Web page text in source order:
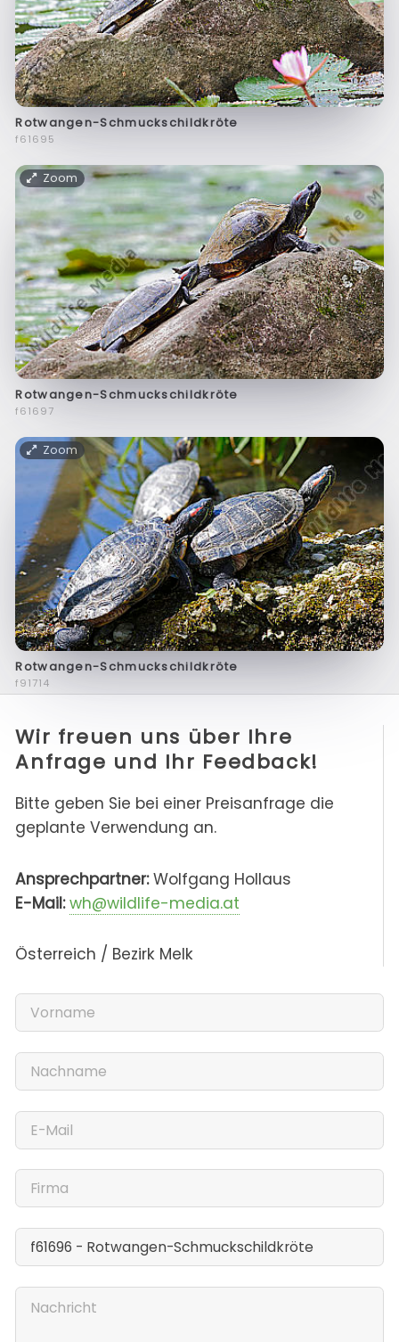
Rotwangen-Schmuckschildkröte
f61695
Zoom
Rotwangen-Schmuckschildkröte
f61697
Zoom
Rotwangen-Schmuckschildkröte
f91714
Wir freuen uns über Ihre
Anfrage und Ihr Feedback!
Bitte geben Sie bei einer Preisanfrage die
geplante Verwendung an.
Ansprechpartner:Wolfgang Hollaus
E-Mail: wh@wildlife-media.at
Österreich / Bezirk Melk